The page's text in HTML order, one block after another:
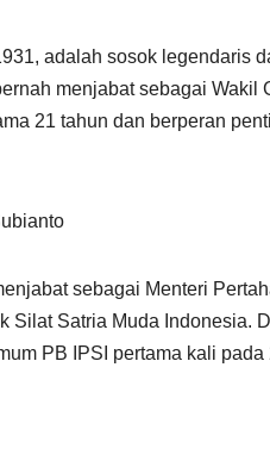
adalah sosok legendaris
menjabat sebagai Wakil
21 tahun dan berperan
sebagai Menteri
Silat Satria Muda Indonesia.
PB IPSI pertama kali